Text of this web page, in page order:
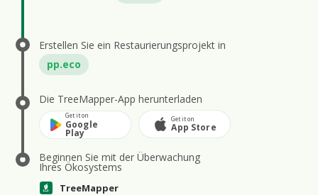
Erstellen Sie ein Restaurierungsprojekt in
pp.eco
Die TreeMapper-App herunterladen
Get it on
Google
Play
Get it on
App Store
Beginnen Sie mit der Überwachung
Ihres Ökosystems
TreeMapper